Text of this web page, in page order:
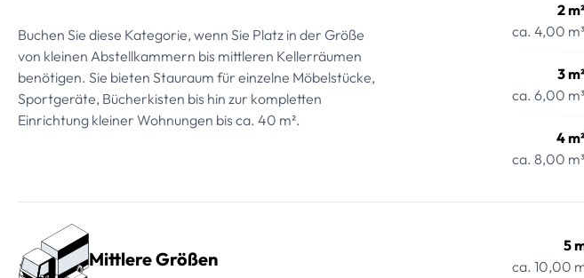
Buchen Sie diese Kategorie, wenn Sie Platz in der Größe
von kleinen Abstellkammern bis mittleren Kellerräumen
benötigen. Sie bieten Stauraum für einzelne Möbelstücke,
Sportgeräte, Bücherkisten bis hin zur kompletten
Einrichtung kleiner Wohnungen bis ca. 40 m².
2 m²
ca. 4,00 m³
3 m²
ca. 6,00 m³
4 m²
ca. 8,00 m³
Mittlere Größen
5
ca. 10,00